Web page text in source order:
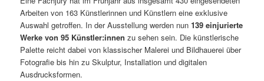
Arbeiten von 163 Künstlerinnen und Künstlern eine exklusive
Auswahl getroffen. In der Ausstellung werden nun139 einjurierte
Werke von 95 Künstler:innenzu sehen sein. Die künstlerische
Palette reicht dabei von klassischer Malerei und Bildhauerei über
Fotografie bis hin zu Skulptur, Installation und digitalen
Ausdrucksformen.